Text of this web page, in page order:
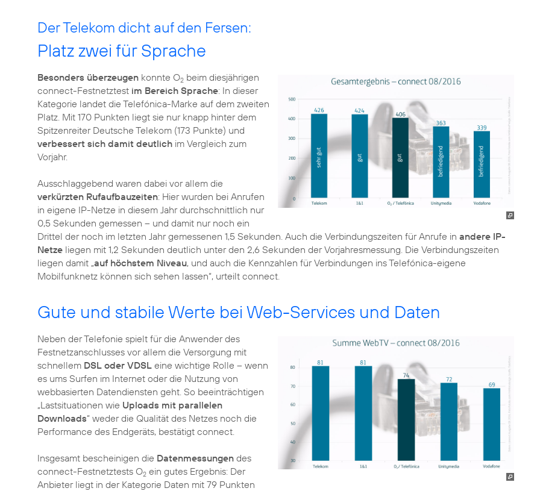
Der Telekom dicht auf den Fersen:
Platz zwei für Sprache
Besonders überzeugen konnte O2 beim diesjährigen
connect-Festnetztest im Bereich Sprache: In dieser
Kategorie landet die Telefónica-Marke auf dem zweiten
Platz. Mit 170 Punkten liegt sie nur knapp hinter dem
Spitzenreiter Deutsche Telekom (173 Punkte) und
verbessert sich damit deutlich im Vergleich zum
Vorjahr.
Ausschlaggebend waren dabei vor allem die
verkürzten Rufaufbauzeiten: Hier wurden bei Anrufen
in eigene IP-Netze in diesem Jahr durchschnittlich nur
0,5 Sekunden gemessen – und damit nur noch ein
Drittel der noch im letzten Jahr gemessenen 1,5 Sekunden. Auch die Verbindungszeiten für Anrufe in andere IP-
Netze liegen mit 1,2 Sekunden deutlich unter den 2,6 Sekunden der Vorjahresmessung. Die Verbindungszeiten
liegen damit „auf höchstem Niveau, und auch die Kennzahlen für Verbindungen ins Telefónica-eigene
Mobilfunknetz können sich sehen lassen“, urteilt connect.
Gute und stabile Werte bei Web-Services und Daten
Neben der Telefonie spielt für die Anwender des
Festnetzanschlusses vor allem die Versorgung mit
schnellem DSL oder VDSL eine wichtige Rolle – wenn
es ums Surfen im Internet oder die Nutzung von
webbasierten Datendiensten geht. So beeinträchtigen
„Lastsituationen wie Uploads mit parallelen
Downloads“ weder die Qualität des Netzes noch die
Performance des Endgeräts, bestätigt connect.
Insgesamt bescheinigen die Datenmessungen des
connect-Festnetztests O2 ein gutes Ergebnis: Der
Anbieter liegt in der Kategorie Daten mit 79 Punkten